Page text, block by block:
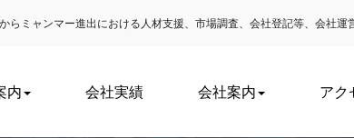
らミャンマー進出における 人材支援、市場調査、会社登記等、会社運
内 会社実績 会社案内 アク